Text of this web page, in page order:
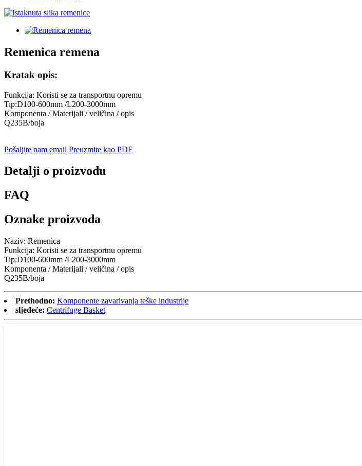
Remenica remena
Kratak opis:
Funkcija: Koristi se za transportnu opremu
Tip:D100-600mm /L200-3000mm
Komponenta / Materijali / veličina / opis
Q235B/boja
Pošaljite nam email Preuzmite kao PDF
Detalji o proizvodu
FAQ
Oznake proizvoda
Naziv: Remenica
Funkcija: Koristi se za transportnu opremu
Tip:D100-600mm /L200-3000mm
Komponenta / Materijali / veličina / opis
Q235B/boja
Prethodno: Komponente zavarivanja teške industrije
sljedeće: Centrifuge Basket